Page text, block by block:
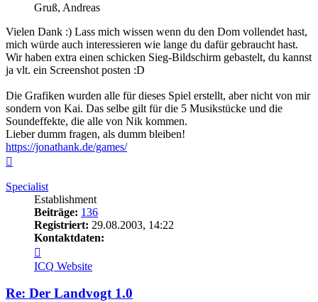
Gruß, Andreas
Vielen Dank :) Lass mich wissen wenn du den Dom vollendet hast,
mich würde auch interessieren wie lange du dafür gebraucht hast.
Wir haben extra einen schicken Sieg-Bildschirm gebastelt, du kannst
ja vlt. ein Screenshot posten :D
Die Grafiken wurden alle für dieses Spiel erstellt, aber nicht von mir
sondern von Kai. Das selbe gilt für die 5 Musikstücke und die
Soundeffekte, die alle von Nik kommen.
Lieber dumm fragen, als dumm bleiben!
https://jonathank.de/games/
Specialist
Establishment
Beiträge: 136
Registriert: 29.08.2003, 14:22
Kontaktdaten:
von
Specialist
ICQ Website
Re: Der Landvogt 1.0